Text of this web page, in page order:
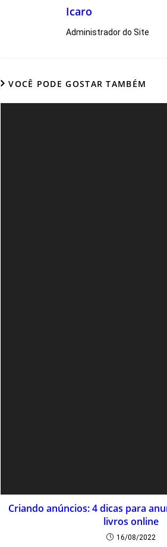
Icaro
Administrador do Site
VOCÊ PODE GOSTAR TAMBÉM
Criando anúncios: 4 dicas para
livros online
16/08/2022